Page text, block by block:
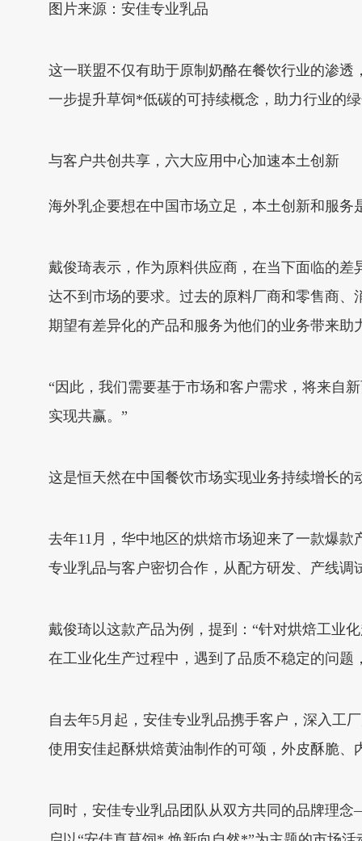
图片来源：安佳专业乳品
这一联盟不仅有助于原制奶酪在餐饮行业的渗
一步提升草饲*低碳的可持续概念，助力行业的
与客户共创共享，六大应用中心加速本土创新
海外乳企要想在中国市场立足，本土创新和服
戴俊琦表示，作为原料供应商，在当下面临的
达不到市场的要求。过去的原料厂商和零售商
期望有差异化的产品和服务为他们的业务带来助
“因此，我们需要基于市场和客户需求，将来自
实现共赢。”
这是恒天然在中国餐饮市场实现业务持续增长的
去年11月，华中地区的烘焙市场迎来了一款爆
专业乳品与客户密切合作，从配方研发、产线
戴俊琦以这款产品为例，提到：“针对烘焙工业
在工业化生产过程中，遇到了品质不稳定的问
自去年5月起，安佳专业乳品携手客户，深入工
使用安佳起酥烘焙黄油制作的可颂，外皮酥脆
同时，安佳专业乳品团队从双方共同的品牌理